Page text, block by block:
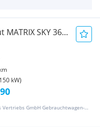
SKY 360-
kW)
Onlinecars Vertriebs GmbH Gebrauchtwagen-Outlet  Werkstätte  Spenglerei  Lackiererei